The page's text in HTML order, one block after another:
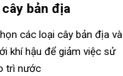
bản địa
các loại cây bản địa và
khí hậu để giảm việc sử
trì nước